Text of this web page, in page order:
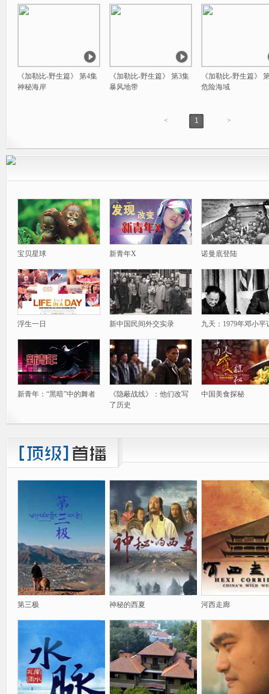
《加勒比-野生篇》 第4集
神秘海岸
《加勒比-野生篇》 第3集
暴风地带
《加勒比-野生篇》
危险海域
< 1 >
宝贝星球 新青年X 诺曼底登陆
浮生一日 新中国民间外交实录 九天：1979年邓小平
新青年：“黑暗”中的舞者
《隐蔽战线》：他们改写
了历史
中国美食探秘
第三极 神秘的西夏 河西走廊